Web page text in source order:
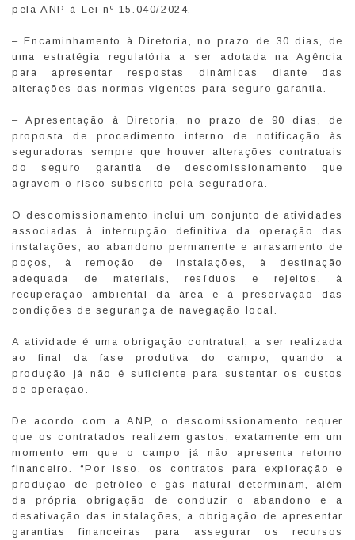
pela ANP à Lei nº 15.040/2024.
– Encaminhamento à Diretoria, no prazo de 30 dias, de
uma estratégia regulatória a ser adotada na Agência
para apresentar respostas dinâmicas diante das
alterações das normas vigentes para seguro garantia.
– Apresentação à Diretoria, no prazo de 90 dias, de
proposta de procedimento interno de notificação às
seguradoras sempre que houver alterações contratuais
do seguro garantia de descomissionamento que
agravem o risco subscrito pela seguradora.
O descomissionamento inclui um conjunto de atividades
associadas à interrupção definitiva da operação das
instalações, ao abandono permanente e arrasamento de
poços, à remoção de instalações, à destinação
adequada de materiais, resíduos e rejeitos, à
recuperação ambiental da área e à preservação das
condições de segurança de navegação local.
A atividade é uma obrigação contratual, a ser realizada
ao final da fase produtiva do campo, quando a
produção já não é suficiente para sustentar os custos
de operação.
De acordo com a ANP, o descomissionamento requer
que os contratados realizem gastos, exatamente em um
momento em que o campo já não apresenta retorno
financeiro. “Por isso, os contratos para exploração e
produção de petróleo e gás natural determinam, além
da própria obrigação de conduzir o abandono e a
desativação das instalações, a obrigação de apresentar
garantias financeiras para assegurar os recursos